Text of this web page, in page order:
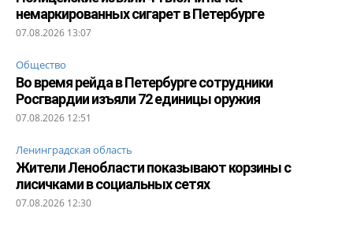
немаркированных сигарет в Петербурге
07.08.2026 13:07
Общество
Во время рейда в Петербурге сотрудники
Росгвардии изъяли 72 единицы оружия
07.08.2026 12:51
Ленинградская область
Жители Ленобласти показывают корзины с
лисичками в социальных сетях
07.08.2026 12:30